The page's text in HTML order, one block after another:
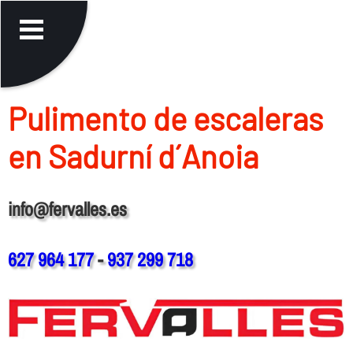
Pulimento de escaleras
en Sadurní d´Anoia
info@fervalles.es
627 964 177-937 299 718